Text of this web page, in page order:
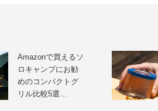
Amazonで買えるソ
ロキャンプにお勧
めのコンパクトグ
リル比較5選…